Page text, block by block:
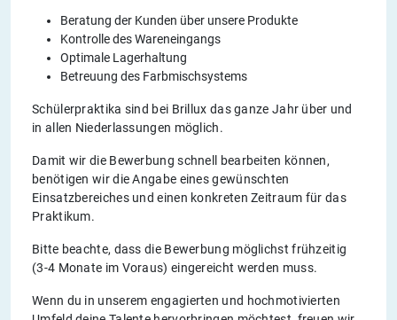
Beratung der Kunden über unsere Produkte
Kontrolle des Wareneingangs
Optimale Lagerhaltung
Betreuung des Farbmischsystems
Schülerpraktika sind bei Brillux das ganze Jahr über und
in allen Niederlassungen möglich.
Damit wir die Bewerbung schnell bearbeiten können,
benötigen wir die Angabe eines gewünschten
Einsatzbereiches und einen konkreten Zeitraum für das
Praktikum.
Bitte beachte, dass die Bewerbung möglichst frühzeitig
(3-4 Monate im Voraus) eingereicht werden muss.
Wenn du in unserem engagierten und hochmotivierten